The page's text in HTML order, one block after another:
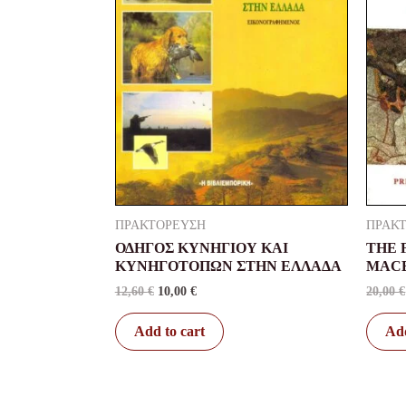
ΠΡΑΚΤΟΡΕΥΣΗ
ΟΔΗΓΟΣ ΚΥΝΗΓΙΟΥ ΚΑΙ
ΚΥΝΗΓΟΤΟΠΩΝ ΣΤΗΝ ΕΛΛΑΔΑ
12,60€ 10,00 €
Add to cart
THE
20,00€